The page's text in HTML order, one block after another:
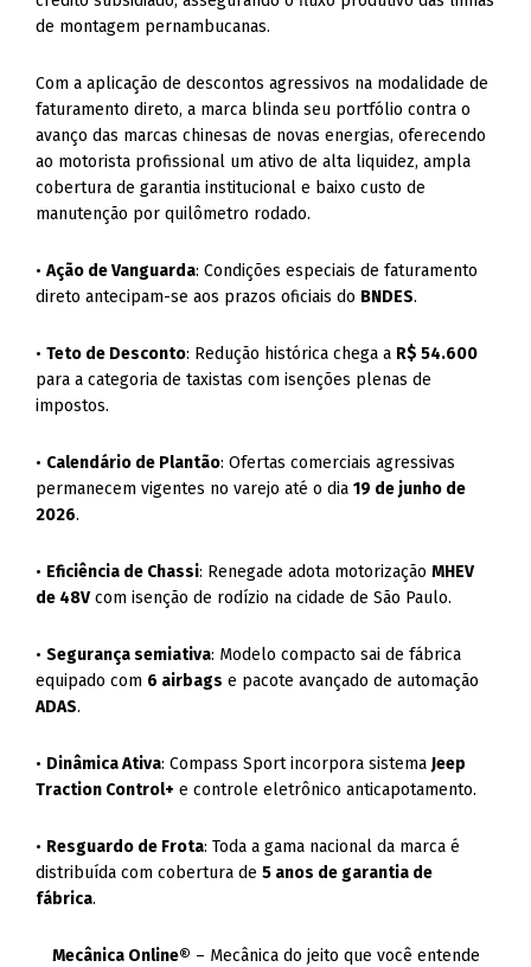
de montagem pernambucanas.
Com a aplicação de descontos agressivos na modalidade de
faturamento direto, a marca blinda seu portfólio contra o
avanço das marcas chinesas de novas energias, oferecendo
ao motorista profissional um ativo de alta liquidez, ampla
cobertura de garantia institucional e baixo custo de
manutenção por quilômetro rodado.
•Ação de Vanguarda: Condições especiais de faturamento
direto antecipam-se aos prazos oficiais do BNDES.
•Teto de Desconto: Redução histórica chega a R$ 54.600
para a categoria de taxistas com isenções plenas de
impostos.
• Calendário de Plantão: Ofertas comerciais agressivas
permanecem vigentes no varejo até o dia19 de junho de
2026.
• Eficiência de Chassi: Renegade adota motorizaçãoMHEV
de 48V com isenção de rodízio na cidade de São Paulo.
•Segurança semiativa: Modelo compacto sai de fábrica
equipado com 6 airbags e pacote avançado de automação
ADAS.
• Dinâmica Ativa: Compass Sport incorpora sistemaJeep
Traction Control+ e controle eletrônico anticapotamento.
• Resguardo de Frota: Toda a gama nacional da marca é
distribuída com cobertura de5 anos de garantia de
fábrica.
Mecânica Online® – Mecânica do jeito que você entende